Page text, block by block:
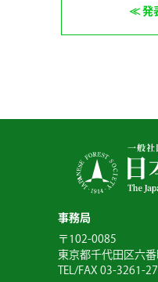
発
事務局
〒102-0085
東京都千代田区六
TEL/FAX 03-3261-